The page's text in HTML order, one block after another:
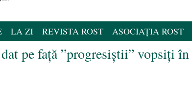
LA ZI REVISTA ROST ASOCIAȚIA ROST
pe față ”progresiștii” vopsiți în